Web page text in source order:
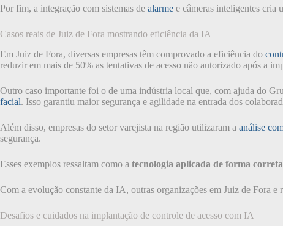
Por fim, a integração com sistemas de alarme e câmeras inteligentes cria
Casos reais de Juiz de Fora mostrando eficiência da IA
Em Juiz de Fora, diversas empresas têm comprovado a eficiência do
reduzir em mais de 50% as tentativas de acesso não autorizado após a
Outro caso importante foi o de uma indústria local que, com ajuda do
facial. Isso garantiu maior segurança e agilidade na entrada dos
Além disso, empresas do setor varejista na região utilizaram a análise
segurança.
Esses exemplos ressaltam como a tecnologia aplicada de forma
Com a evolução constante da IA, outras organizações em Juiz de Fora e
Desafios e cuidados na implantação de controle de acesso com IA